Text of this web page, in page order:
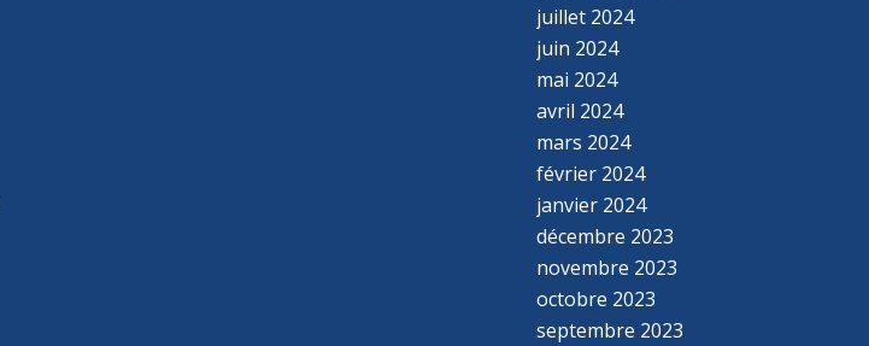
juillet 2024
juin 2024
mai 2024
avril 2024
mars 2024
février 2024
janvier 2024
décembre 2023
novembre 2023
octobre 2023
septembre 2023